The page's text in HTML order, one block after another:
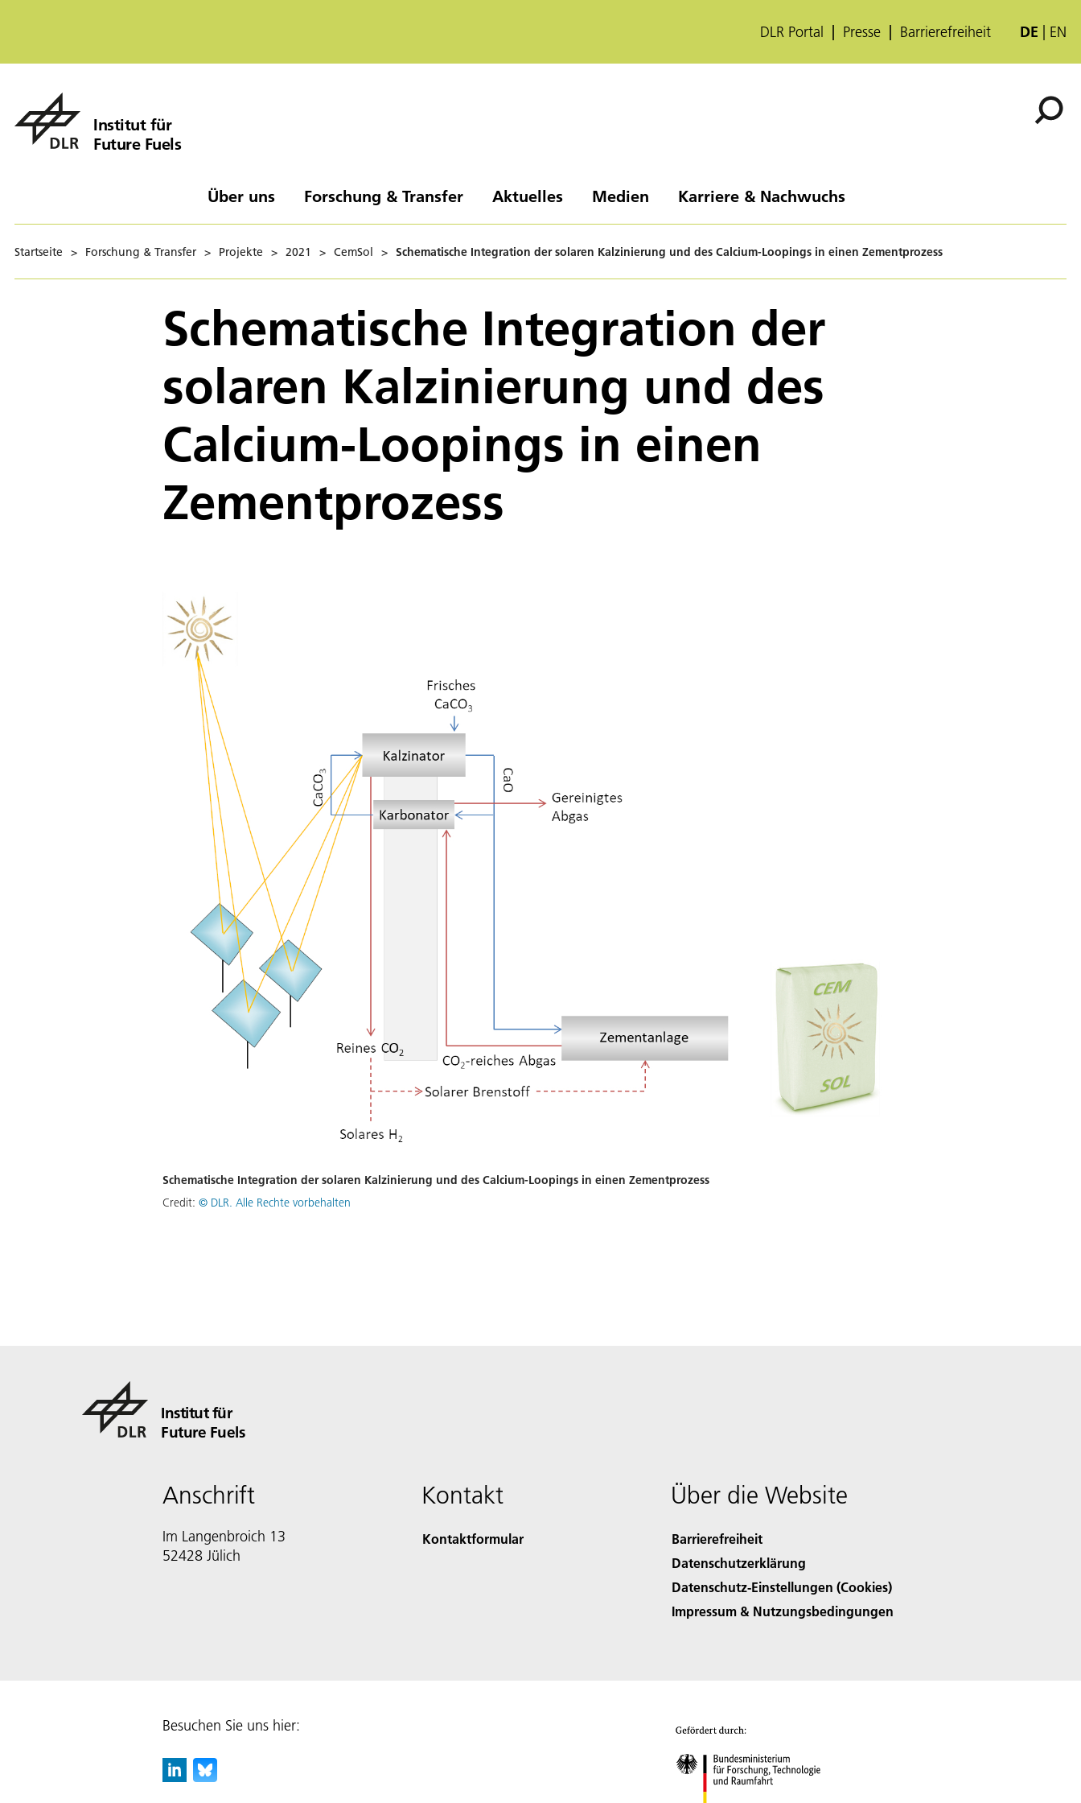
DLR Portal Presse Barrierefreiheit DE EN
Institut für
Future Fuels
Über uns Forschung & Transfer Aktuelles Medien Karriere & Nachwuchs
Startseite > Forschung & Transfer > Projekte > 2021 > CemSol > Schematische Integration der solaren Kalzinierung und des Calcium-Loopings in einen Zementprozess
Schematische Integration der
solaren Kalzinierung und des
Calcium-Loopings in einen
Zementprozess
Schematische Integration der solaren Kalzinierung und des Calcium-Loopings in einen Zementprozess
Credit: © DLR. Alle Rechte vorbehalten
Institut für
Future Fuels
Anschrift
Im Langenbroich 13
52428 Jülich
Kontakt
Kontaktformular
Über die Website
Barrierefreiheit
Datenschutzerklärung
Datenschutz-Einstellungen (Cookies)
Impressum & Nutzungsbedingungen
Besuchen Sie uns hier: